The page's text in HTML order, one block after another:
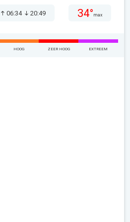
06:34 20:49 34° max
HOOG ZEER HOOG EXTREEM